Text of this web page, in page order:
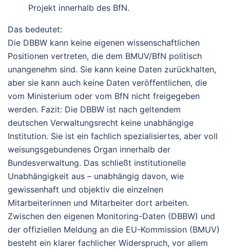
Projekt innerhalb des BfN.
Das bedeutet:
Die DBBW kann keine eigenen wissenschaftlichen
Positionen vertreten, die dem BMUV/BfN politisch
unangenehm sind. Sie kann keine Daten zurückhalten,
aber sie kann auch keine Daten veröffentlichen, die
vom Ministerium oder vom BfN nicht freigegeben
werden. Fazit: Die DBBW ist nach geltendem
deutschen Verwaltungsrecht keine unabhängige
Institution. Sie ist ein fachlich spezialisiertes, aber voll
weisungsgebundenes Organ innerhalb der
Bundesverwaltung. Das schließt institutionelle
Unabhängigkeit aus – unabhängig davon, wie
gewissenhaft und objektiv die einzelnen
Mitarbeiterinnen und Mitarbeiter dort arbeiten.
Zwischen den eigenen Monitoring-Daten (DBBW) und
der offiziellen Meldung an die EU-Kommission (BMUV)
besteht ein klarer fachlicher Widerspruch, vor allem